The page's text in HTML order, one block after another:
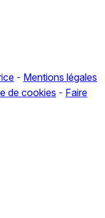
- Mentions légales
de cookies - Faire